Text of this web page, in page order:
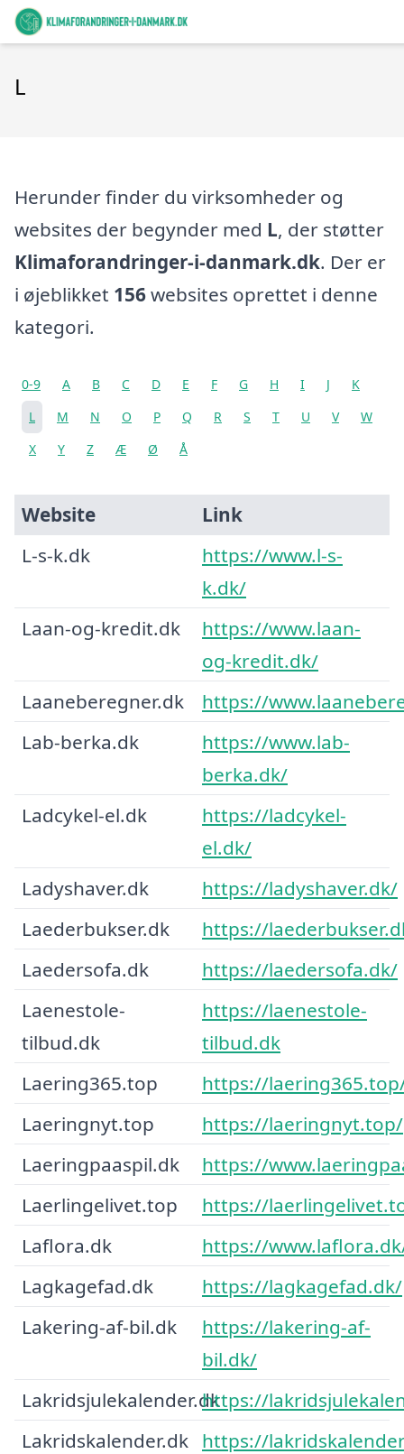
L
Herunder finder du virksomheder og
websites der begynder med L, der støtter
Klimaforandringer-i-danmark.dk. Der er
i øjeblikket 156websites oprettet i denne
kategori.
0-9 A B C D E F G H I J
K
L
M N O P Q R S T U V
W
X
Y Z Æ Ø Å
Website
Link
L-s-k.dk
https://www.l-s-
k.dk/
Laan-og-kredit.dk
https://www.laan-
og-kredit.dk/
Laaneberegner.dk
https://
Lab-berka.dk
https://www.lab-
berka.dk/
Ladcykel-el.dk
https://ladcykel-
el.dk/
Ladyshaver.dk
https://ladyshaver.dk/
Laederbukser.dk
https://
Laedersofa.dk
https://laedersofa.dk/
Laenestole-
tilbud.dk
https://laenestole-
tilbud.dk
Laering365.top
https://
Laeringnyt.top
https://laeringnyt.top/
Laeringpaaspil.dk
https://
Laerlingelivet.top
https://
Laflora.dk
https://
Lagkagefad.dk
https://lagkagefad.dk/
Lakering-af-bil.dk
https://lakering-af-
bil.dk/
Lakridsjulekalender.dkhttps://
Lakridskalender.dk https://